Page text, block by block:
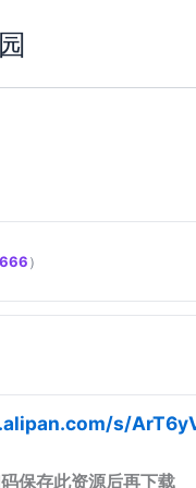
）
s/
保存此资源后再下载